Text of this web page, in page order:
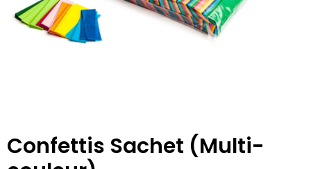
Confettis Sachet (Multi-